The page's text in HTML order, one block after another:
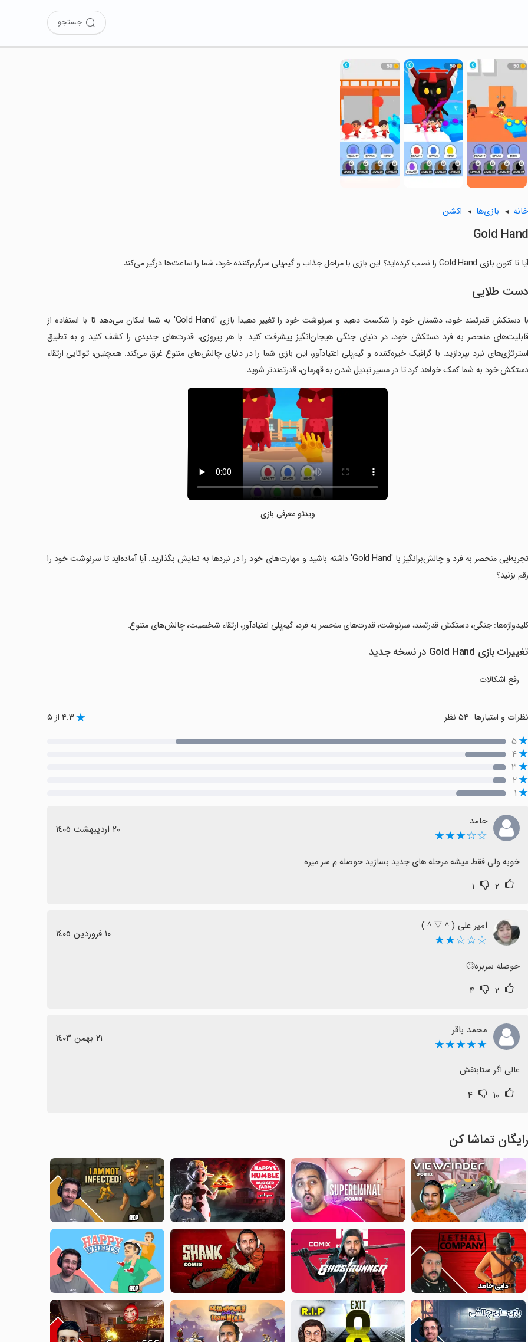
جستجو
خانه بازی‌ها اکشن
Gold Hand
آیا تا کنون بازی Gold Hand را نصب کرده‌اید؟ این بازی با مراحل جذاب و گیم‌پلی سرگرم‌کننده خود، شما را ساعت‌ها درگیر می‌کند.
دست طلایی
با دستکش قدرتمند خود، دشمنان خود را شکست دهید و سرنوشت خود را تغییر دهید! بازی 'Gold Hand' به شما امکان می‌دهد تا با استفاده از
قابلیت‌های منحصر به فرد دستکش خود، در دنیای جنگی هیجان‌انگیز پیشرفت کنید. با هر پیروزی، قدرت‌های جدیدی را کشف کنید و به تطبیق
استراتژی‌های نبرد بپردازید. با گرافیک خیره‌کننده و گیم‌پلی اعتیادآور، این بازی شما را در دنیای چالش‌های متنوع غرق می‌کند. همچنین، توانایی ارتقاء
دستکش خود به شما کمک خواهد کرد تا در مسیر تبدیل شدن به قهرمان، قدرتمندتر شوید.
ویدئو معرفی بازی
‏تجربه‌ایی منحصر به فرد و چالش‌برانگیز با 'Gold Hand' داشته باشید و مهارت‌های خود را در نبردها به نمایش بگذارید. آیا آماده‌اید تا سرنوشت خود را
رقم بزنید؟
‏کلیدواژه‌ها: جنگی، دستکش قدرتمند، سرنوشت، قدرت‌های منحصر به فرد، گیم‌پلی اعتیادآور، ارتقاء شخصیت، چالش‌های متنوع.
تغییرات بازی Gold Hand در نسخه جدید
رفع اشکالات
نظرات و امتیازها ۴.۳ از ۵
۵
۴
۳
۲
۱
حامد
☆☆★★★ ٢٠ اردیبهشت ١٤٠٥
خوبه ولی فقط میشه مرحله های جدید بسازید حوصله م سر میره
۲ ۱
امیر علی (＾▽＾)
☆☆☆★★ ١٠ فروردین ١٤٠٥
حوصله سربره🙄
۲ ۴
محمد باقر
★★★★★ ٢١ بهمن ١٤٠٣
عالی اگر ستابنفش
۱۰ ۴
رایگان تماشا کن